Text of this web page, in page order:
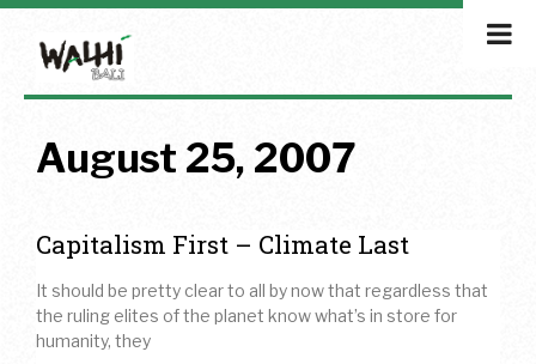
August 25, 2007
Capitalism First – Climate Last
It should be pretty clear to all by now that regardless that
the ruling elites of the planet know what’s in store for
humanity, they